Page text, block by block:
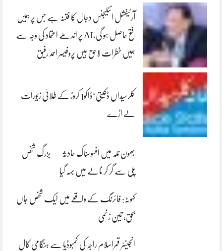
آرٹیفشل انٹلیجنس دجال کا فتنہ ہے جس پر ہمیں
فتح حاصل ہو گی،AI پر اندھے اعتماد کی وجہ سے
ہمیں خطرات لاحق ہیں پروفیسر احمد رفیق
کلرسیداں ڈکیتی‘ڈاکو1 کروڑ کے طلائی زیورات
لے اڑے
بھون نلہ میں افسوسناک حادثہ — بزرگ شخص
پلی سے گر کر نالے میں بہہ گیا
کہوٹہ: فائرنگ کے واقعے میں ایک شخص جاں
بحق، تین زخمی
انجینئر قمراسلام راجہ کی کمبوڈیا سے ہنگامی کال